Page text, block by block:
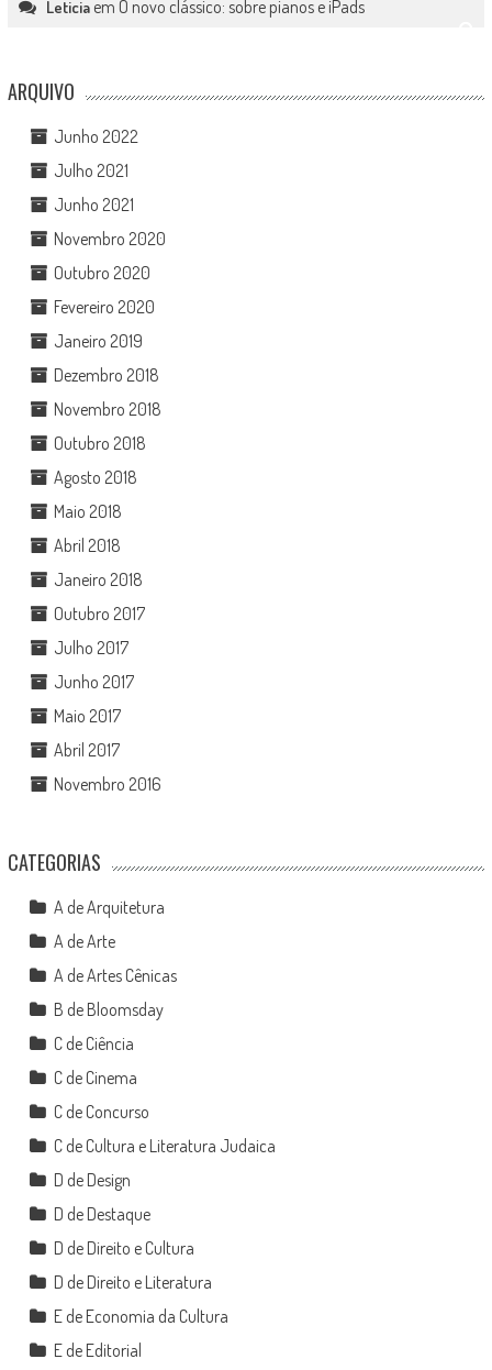
Leticiaem O novo clássico: sobre pianos e iPads
ARQUIVO
Junho 2022
Julho 2021
Junho 2021
Novembro 2020
Outubro 2020
Fevereiro 2020
Janeiro 2019
Dezembro 2018
Novembro 2018
Outubro 2018
Agosto 2018
Maio 2018
Abril 2018
Janeiro 2018
Outubro 2017
Julho 2017
Junho 2017
Maio 2017
Abril 2017
Novembro 2016
CATEGORIAS
A de Arquitetura
A de Arte
A de Artes Cênicas
B de Bloomsday
C de Ciência
C de Cinema
C de Concurso
C de Cultura e Literatura Judaica
D de Design
D de Destaque
D de Direito e Cultura
D de Direito e Literatura
E de Economia da Cultura
E de Editorial